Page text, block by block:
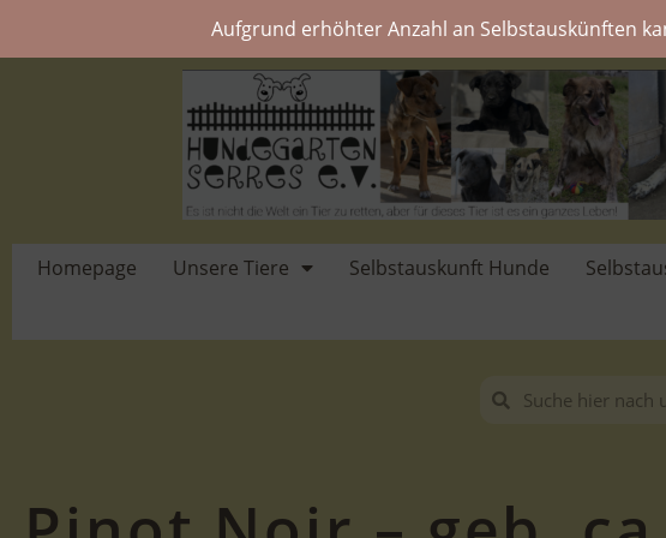
Aufgrund erhöhter Anzahl an Selbstauskünften
Homepage Unsere Tiere Selbstauskunft Hunde